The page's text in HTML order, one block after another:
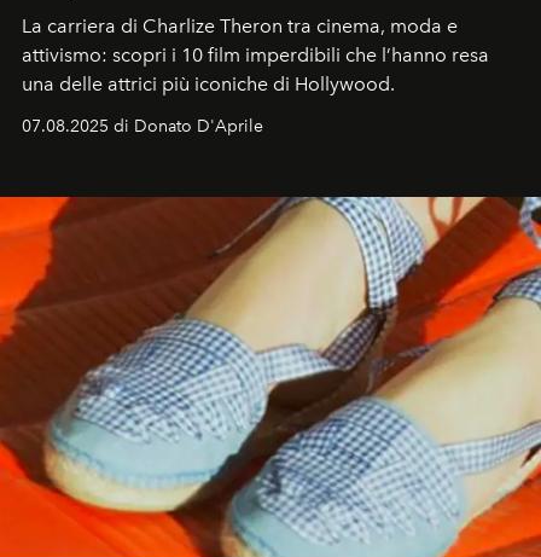
La carriera di Charlize Theron tra cinema, moda e
attivismo: scopri i 10 film imperdibili che l’hanno resa
una delle attrici più iconiche di Hollywood.
07.08.2025 di Donato D'Aprile